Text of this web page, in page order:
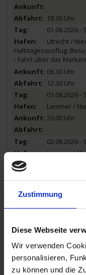
Zustimmung
Diese Webseite
Wir verwenden
personalisieren,
zu können und die
18.30 Uhr
01.08.2026 -
Utrecht /
Halbtagesausflug:
- Fahrt über das
06.30 Uhr
12.30 Uhr
01.08.2026 -
Lemmer /
20.00 Uhr
02.08.2026 -
Lemmer /
Halbtagesausflug:
Halbtagesausflug:
12.00 Uhr
02.08.2026 -
Halbtagesausflug: Die
03.08.2026 -